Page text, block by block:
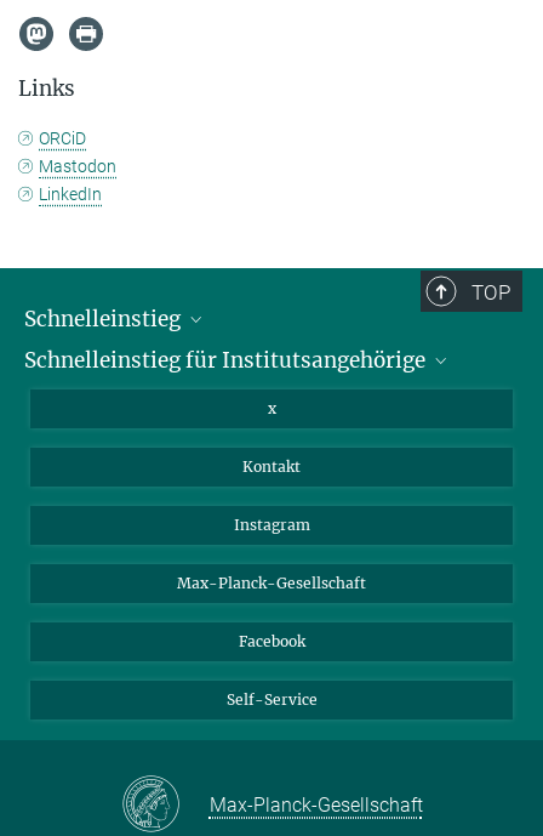
Links
ORCiD
Mastodon
LinkedIn
TOP
Schnelleinstieg
Bibliothek
Schnelleinstieg für Institutsangehörige
Nextcloud
x
Kontakt
Instagram
Max-Planck-Gesellschaft
Facebook
Self-Service
Max-Planck-Gesellschaft